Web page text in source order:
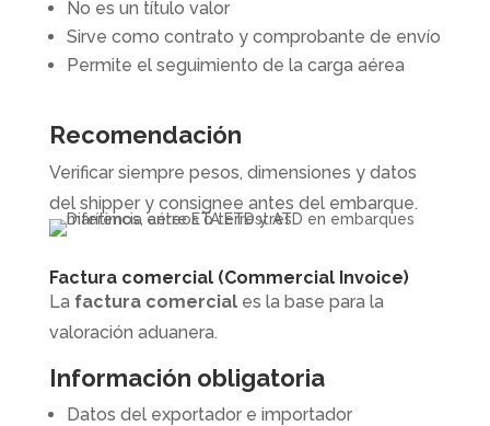
No es un título valor
Sirve como contrato y comprobante de envío
Permite el seguimiento de la carga aérea
Recomendación
Verificar siempre pesos, dimensiones y datos
del shipper y consignee antes del embarque.
Factura comercial (Commercial Invoice)
La factura comerciales la base para la
valoración aduanera.
Información obligatoria
Datos del exportador e importador